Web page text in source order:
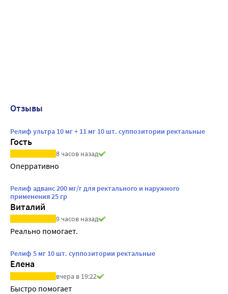
Отзывы
Релиф ультра 10 мг + 11 мг 10 шт. суппозитории ректальные
Гость
8 часов назад
Оперративно
Релиф адванс 200 мг/г для ректального и наружного
применения 25 гр
Виталий
9 часов назад
Реально помогает.
Релиф 5 мг 10 шт. суппозитории ректальные
Елена
вчера в 19:22
Быстро помогает